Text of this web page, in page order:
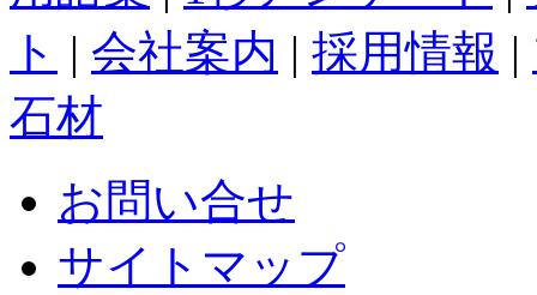
ト | 会社案内 | 採用情報 |
石材
お問い合せ
サイトマップ